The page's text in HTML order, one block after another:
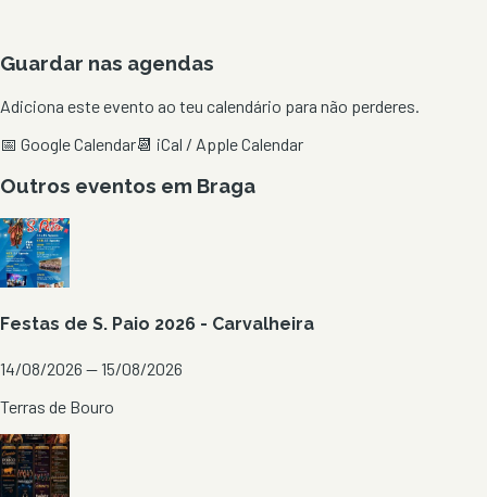
Guardar nas agendas
Adiciona este evento ao teu calendário para não perderes.
📅 Google Calendar📆 iCal / Apple Calendar
Outros eventos em Braga
Festas de S. Paio 2026 - Carvalheira
14/08/2026 — 15/08/2026
Terras de Bouro